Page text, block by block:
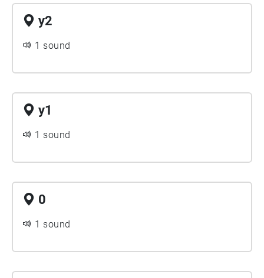
y2
1 sound
y1
1 sound
0
1 sound